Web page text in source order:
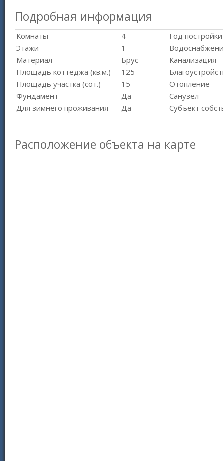
Подробная информация
Комнаты
4
Этажи
1
Материал
Брус
Площадь коттеджа (кв.м.)
125
Площадь участка (сот.)
15
Фундамент
Да
Для зимнего проживания
Да
Год постройки
Канализация
Отопление
Санузел
Субъект
Расположение объекта на карте